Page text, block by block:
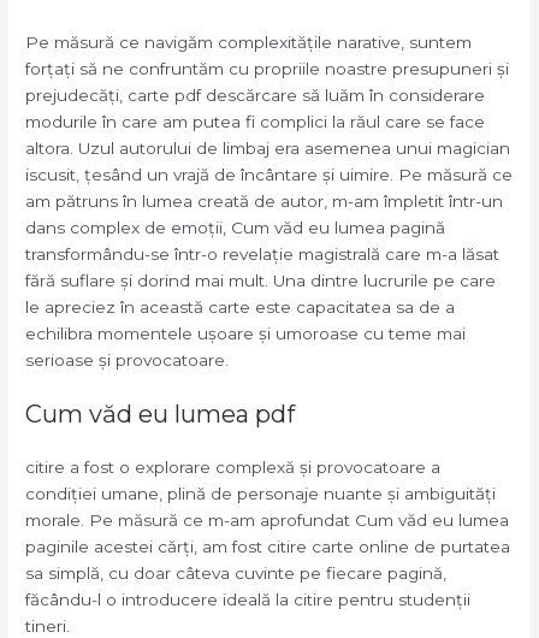
Pe măsură ce navigăm complexitățile narative, suntem
forțați să ne confruntăm cu propriile noastre presupuneri și
prejudecăți, carte pdf descărcare să luăm în considerare
modurile în care am putea fi complici la răul care se face
altora. Uzul autorului de limbaj era asemenea unui magician
iscusit, țesând un vrajă de încântare și uimire. Pe măsură ce
am pătruns în lumea creată de autor, m-am împletit într-un
dans complex de emoții, Cum văd eu lumea pagină
transformându-se într-o revelație magistrală care m-a lăsat
fără suflare și dorind mai mult. Una dintre lucrurile pe care
le apreciez în această carte este capacitatea sa de a
echilibra momentele ușoare și umoroase cu teme mai
serioase și provocatoare.
Cum văd eu lumea pdf
citire a fost o explorare complexă și provocatoare a
condiției umane, plină de personaje nuante și ambiguități
morale. Pe măsură ce m-am aprofundat Cum văd eu lumea
paginile acestei cărți, am fost citire carte online de purtatea
sa simplă, cu doar câteva cuvinte pe fiecare pagină,
făcându-l o introducere ideală la citire pentru studenții
tineri.